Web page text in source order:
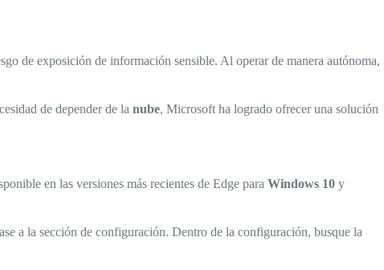
de exposición de información sensible. Al operar de manera autónoma,
de depender de la nube, Microsoft ha logrado ofrecer una solución
en las versiones más recientes de Edge para Windows 10 y
a la sección de configuración. Dentro de la configuración, busque la